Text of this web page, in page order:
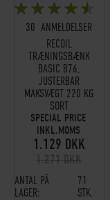
BEDØMMELSE:
88%
30 ANMELDELSER
RECOIL
TRÆNINGSBÆNK
BASIC B76,
JUSTERBAR
MAKSVÆGT 220 KG
SORT
SPECIAL PRICE
INKL.MOMS
1.129 DKK
1.271 DKK
ANTAL PÅ
LAGER:
71
STK.